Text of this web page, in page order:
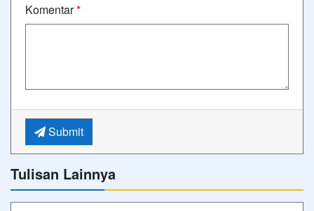
Komentar*
Submit
Tulisan Lainnya